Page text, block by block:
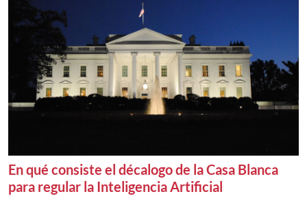
En qué consiste el décalogo de la Casa Blanca
para regular la Inteligencia Artificial